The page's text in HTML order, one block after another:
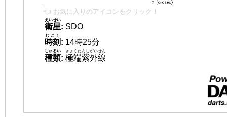
👈 お気に入りのアイコンをクリック！
衛星
えいせい
: SDO
時刻
じこく
: 14時25分
種類
しゅるい
: 極端紫外線
きょくたんしがいせん